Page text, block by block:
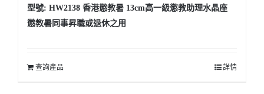
型號: HW2138 香港懲教暑 13cm高一級懲教助理水晶座
懲教暑同事昇職或退休之用
查詢產品 詳情